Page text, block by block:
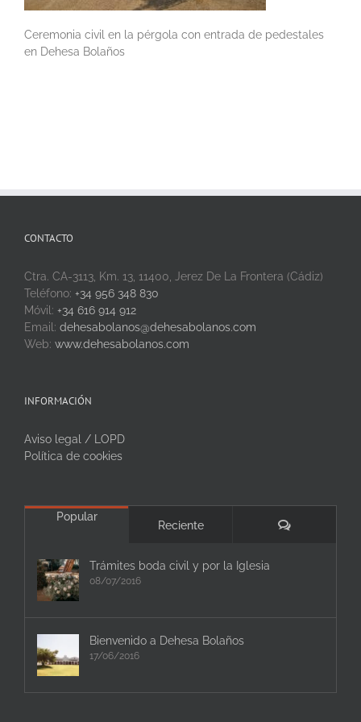
Ceremonia civil en la pérgola con entrada de pedestales
en Dehesa Bolaños
CONTACTO
Ctra. CA-3113, Km. 13, 11400, Jerez De La Frontera (Cádiz)
Teléfono: +34 956 348 830
Móvil: +34 616 914 912
Email: dehesabolanos@dehesabolanos.com
Web: www.dehesabolanos.com
INFORMACIÓN
Aviso legal / LOPD
Política de cookies
Popular
Reciente Comentarios
Trámites boda civil y por la Iglesia
08/07/2016
Bienvenido a Dehesa Bolaños
17/06/2016